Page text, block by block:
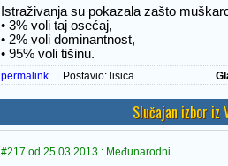
Istraživanja su pokazala zašto
• 3% voli taj osećaj,
• 2% voli dominantnost,
• 95% voli tišinu.
permalink Postavio: lisica
Slučajan izbor iz
#217 od 25.03.2013 : Međunarodni